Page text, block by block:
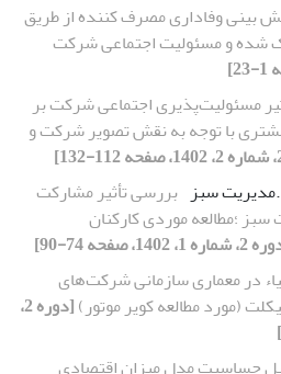
بینی وفاداری مصرف کننده از طریق
شده و مسئولیت اجتماعی شرکت
مسئولیت‌پذیری اجتماعی شرکت بر
با توجه به نقش تصویر شرکت و
سبز بررسی تأثیر مشارکت
؛مطالعه موردی کارکنان
1، 1402، صفحه 74-90]
در معماری سازمانی شرکت‌های
(مورد مطالعه کویر موتور)
[دوره 2،
حساسیت مدل میزان اقتصادی